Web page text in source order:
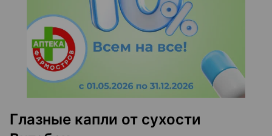
Глазные капли от сухости